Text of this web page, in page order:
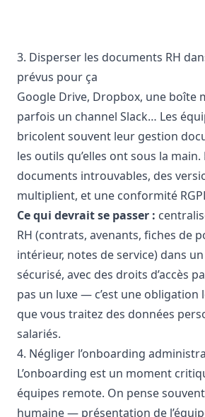
3. Disperser les documents RH
prévus pour ça
Google Drive, Dropbox, une boîte
parfois un channel Slack… Les
bricolent souvent leur gestion
les outils qu’elles ont sous la main.
documents introuvables, des
multiplient, et une conformité
Ce qui devrait se passer :
RH (contrats, avenants, fiches de
intérieur, notes de service) dans
sécurisé, avec des droits d’accès
pas un luxe — c’est une obligation
que vous traitez des données
salariés.
4. Négliger l’onboarding
L’onboarding est un moment
équipes remote. On pense
humaine — présentation de